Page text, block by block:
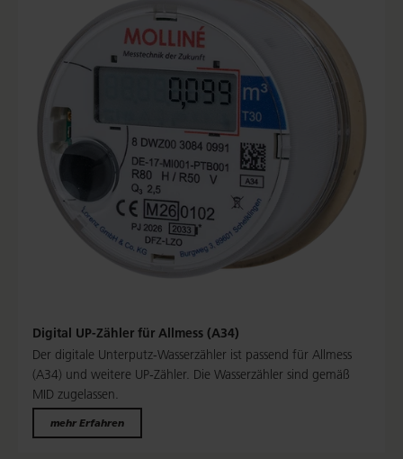
Digital UP-Zähler für Allmess (A34)
Der digitale Unterputz-Wasserzähler ist passend für Allmess
(A34) und weitere UP-Zähler. Die Wasserzähler sind gemäß
MID zugelassen.
mehr Erfahren